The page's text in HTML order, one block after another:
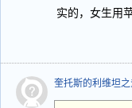
实的，女生用
奎托斯的利维坦